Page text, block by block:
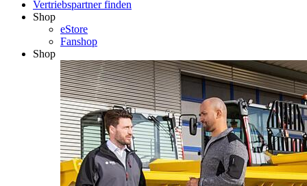
Vertriebspartner finden
Shop
eStore
Fanshop
Shop